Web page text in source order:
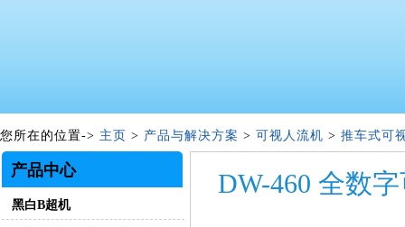
您所在的位置-> 主页 > 产品与解决方案 > 可视人流机 > 推车式可
产品中心
黑白B超机
DW-460 全数